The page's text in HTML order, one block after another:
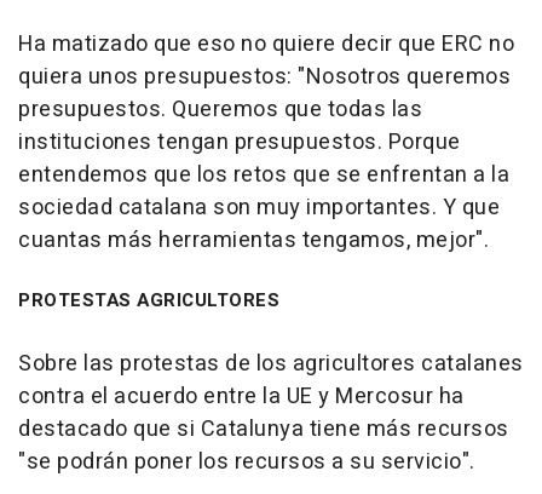
Ha matizado que eso no quiere decir que ERC no
quiera unos presupuestos: "Nosotros queremos
presupuestos. Queremos que todas las
instituciones tengan presupuestos. Porque
entendemos que los retos que se enfrentan a la
sociedad catalana son muy importantes. Y que
cuantas más herramientas tengamos, mejor".
PROTESTAS AGRICULTORES
Sobre las protestas de los agricultores catalanes
contra el acuerdo entre la UE y Mercosur ha
destacado que si Catalunya tiene más recursos
"se podrán poner los recursos a su servicio".